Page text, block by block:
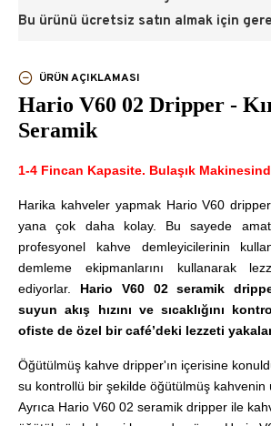
Bu ürünü ücretsiz satın almak için
ÜRÜN AÇIKLAMASI
Hario V60 02 Dripper -
Seramik
1-4 Fincan Kapasite. Bulaşık
Harika kahveler yapmak Hario V60
yana çok daha kolay. Bu sayede
profesyonel kahve demleyicilerinin
demleme ekipmanlarını kullanarak
ediyorlar. Hario V60 02 seramik
suyun akış hızını ve sıcaklığını
ofiste de özel bir café’deki lezzeti
Öğütülmüş kahve dripper'ın içerisine
su kontrollü bir şekilde öğütülmüş kahvenin
Ayrıca Hario V60 02 seramik dripper ile